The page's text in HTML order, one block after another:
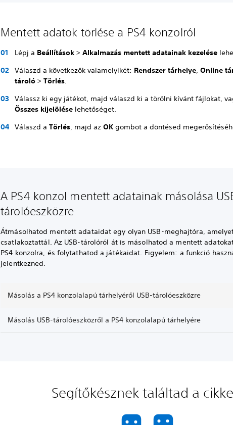
Mentett adatok törlése a PS4 konzolról
Lépj a Beállítások >Alkalmazás mentett adatainak kezelése
Válaszd a következők valamelyikét: Rendszer tárhelye,Online
tároló >Törlés.
Válassz ki egy játékot, majd válaszd ki a törölni kívánt fájlokat,
Összes kijelölése lehetőséget.
Válaszd aTörlés, majd azOK gombot a döntésed
A PS4 konzol mentett adatainak másolása
tárolóeszközre
Átmásolhatod mentett adataidat egy olyan USB-meghajtóra,
csatlakoztattál. Az USB-tárolóról át is másolhatod a mentett
PS4 konzolra, és folytathatod a játékaidat. Figyelem: a funkció
jelentkezned.
Másolás a PS4 konzolalapú tárhelyéről USB-tárolóeszközre
Másolás USB-tárolóeszközről a PS4 konzolalapú tárhelyére
Segítőkésznek találtad a